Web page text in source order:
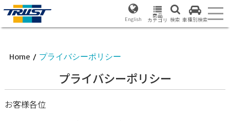
English 商品
カテゴリ 検索 車種別検索
Home / プライバシーポリシー
プライバシーポリシー
お客様各位